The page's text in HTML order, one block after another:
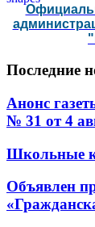
Последние
Анонс
№ 31 от 4
Школьные
Объявлен